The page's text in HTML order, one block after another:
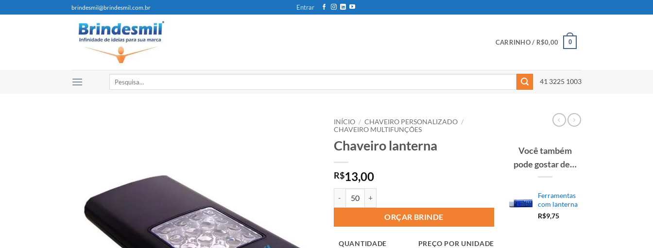
brindesmil@brindesmil.com.br Entrar
CARRINHO / R$0,00 0
41 3225 1003
INÍCIO / CHAVEIRO PERSONALIZADO /
CHAVEIRO MULTIFUNÇÕES
Chaveiro lanterna
R$13,00
ORÇAR BRINDE
QUANTIDADE PREÇO POR UNIDADE
Você também
pode gostar de…
Ferramentas
com lanterna
R$9,75